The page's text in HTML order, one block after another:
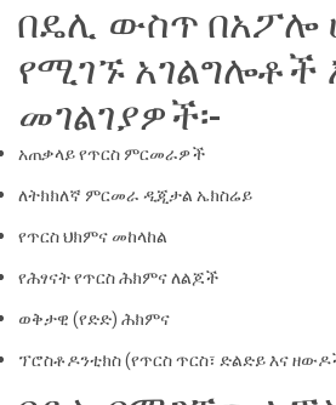
በዴሊ ውስጥ
የሚገኙ አገልግሎቶች
መገልገያዎች፡-
አጠቃላይ የጥርስ ምርመራዎች
ለትክክለኛ ምርመራ ዲጂታል ኤክስሬይ
የጥርስ ህክምና መከላከል
የሕፃናት የጥርስ ሕክምና ለልጆች
ወቅታዊ (የድድ) ሕክምና
ፕሮስቶዶንቲክስ (የጥርስ ጥርስ፣ ድልድይ እና